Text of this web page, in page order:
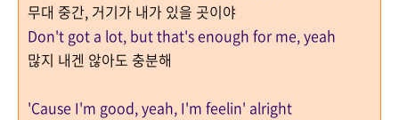
무대 중간, 거기가 내가 있을 곳이야
Don't got a lot, but that's enough for me, yeah
많지 내겐 않아도 충분해
'Cause I'm good, yeah, I'm feelin' alright